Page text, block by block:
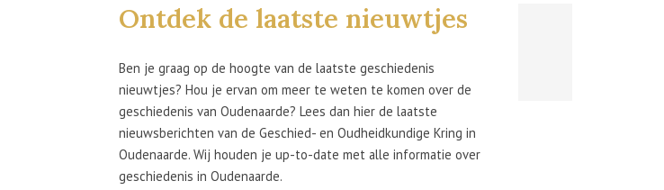
Ontdek de laatste nieuwtjes
Ben je graag op de hoogte van de laatste geschiedenis
nieuwtjes? Hou je ervan om meer te weten te komen over de
geschiedenis van Oudenaarde? Lees dan hier de laatste
nieuwsberichten van de Geschied- en Oudheidkundige Kring in
Oudenaarde. Wij houden je up-to-date met alle informatie over
geschiedenis in Oudenaarde.